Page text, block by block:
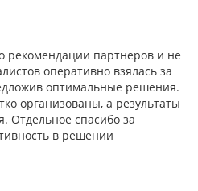
рекомендации партнеров и не
оперативно взялась за
оптимальные решения.
организованы, а результаты
Отдельное спасибо за
в решении